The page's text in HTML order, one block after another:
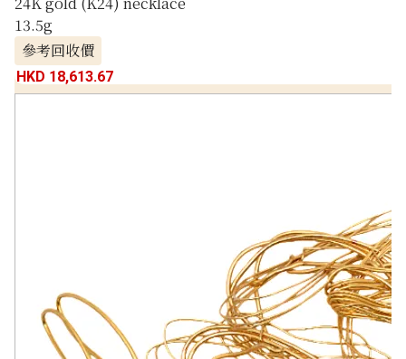
13.5g
參考回收價
HKD 18,613.67